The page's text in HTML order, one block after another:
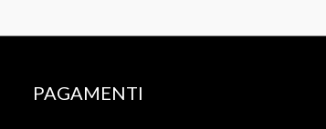
PAGAMENTI